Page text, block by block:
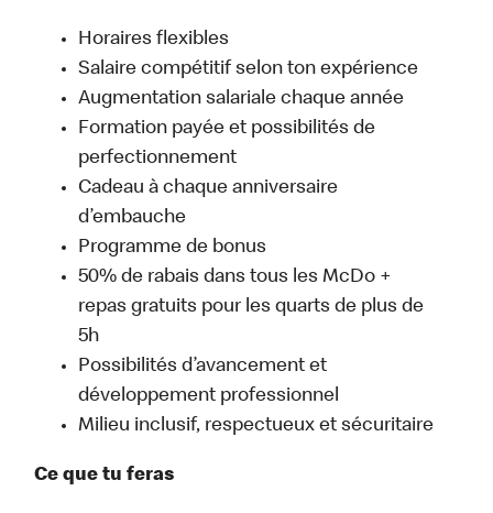
Horaires flexibles
Salaire compétitif selon ton expérience
Augmentation salariale chaque année
Formation payée et possibilités de
perfectionnement
Cadeau à chaque anniversaire
d’embauche
Programme de bonus
50% de rabais dans tous les McDo +
repas gratuits pour les quarts de plus de
5h
Possibilités d’avancement et
développement professionnel
Milieu inclusif, respectueux et sécuritaire
Ce que tu feras